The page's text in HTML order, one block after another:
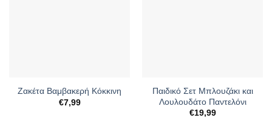
Ζακέτα Βαμβακερή Κόκκινη
€7,99
Παιδικό Σετ Μπλουζάκι και
Λουλουδάτο Παντελόνι
€19,99